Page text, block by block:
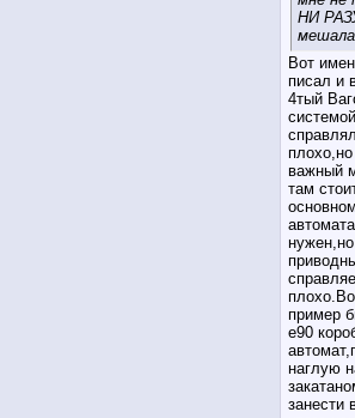
НИ
мешала
Вот
писал и
4тый
системой
важный
там
пример
е90
наглую
занести